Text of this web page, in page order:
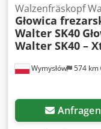
Wymysłów 574 km
Walzenfräskopf
Głowica
Walter SK40
Walter SK40 –
Anfragen